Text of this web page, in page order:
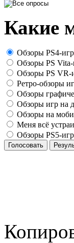
Какие
Обзоры PS4-игр
Обзоры PS
Обзоры PS VR-
Ретро-обзоры
Обзоры
Обзоры игр на
Обзоры на
Меня всё
Обзоры PS5-игр
Голосовать